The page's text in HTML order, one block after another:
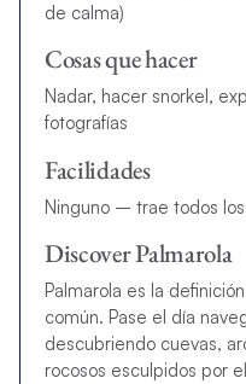
de calma)
Cosas que hacer
Nadar, hacer snorkel,
fotografías
Facilidades
Ninguno – trae todos
Discover Palmarola
Palmarola es la
común. Pase el día
descubriendo cuevas,
rocosos esculpidos por